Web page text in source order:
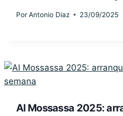
PorAntonio Diaz 23/09/2025
Al Mossassa 2025: